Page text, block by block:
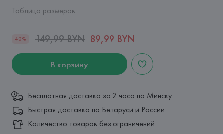
Таблица размеров
40% 149,99 BYN 89,99 BYN
В корзину
Бесплатная доставка за 2 часа по Минску
Быстрая доставка по Беларуси и России
Количество товаров без ограничений